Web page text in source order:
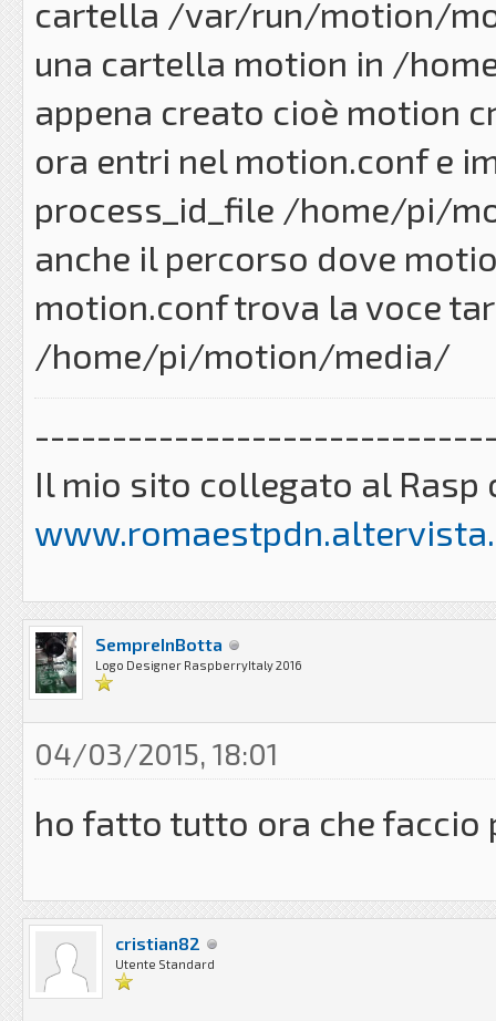
cartella /var/run/motion/
una cartella motion in /
appena creato cioè motion
ora entri nel motion.conf e
process_id_file /home/pi/
anche il percorso dove
motion.conf trova la voce
/home/pi/motion/media/
Il mio sito collegato al Rasp
SempreInBotta
Logo Designer RaspberryItaly 2016
04/03/2015, 18:01
ho fatto tutto ora che faccio
cristian82
Utente Standard